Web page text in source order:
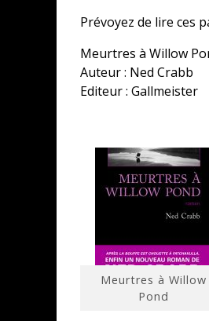
Prévoyez de lire ces
Meurtres à Willow
Auteur : Ned Crabb
Editeur : Gallmeister
Meurtres à Willow
Pond